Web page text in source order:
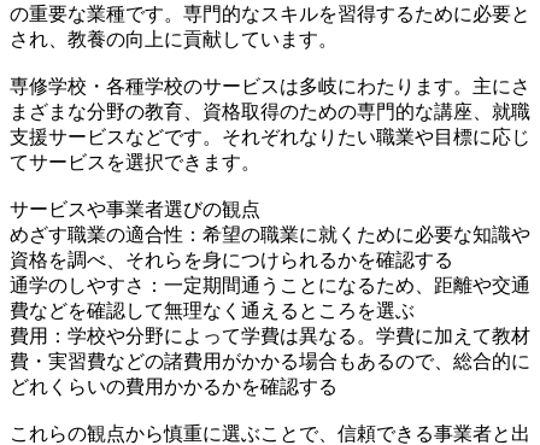
の重要な業種です。専門的なスキルを習得するために必要と
され、教養の向上に貢献しています。
専修学校・各種学校のサービスは多岐にわたります。主にさ
まざまな分野の教育、資格取得のための専門的な講座、就職
支援サービスなどです。それぞれなりたい職業や目標に応じ
てサービスを選択できます。
サービスや事業者選びの観点
めざす職業の適合性：希望の職業に就くために必要な知識や
資格を調べ、それらを身につけられるかを確認する
通学のしやすさ：一定期間通うことになるため、距離や交通
費などを確認して無理なく通えるところを選ぶ
費用：学校や分野によって学費は異なる。学費に加えて教材
費・実習費などの諸費用がかかる場合もあるので、総合的に
どれくらいの費用かかるかを確認する
これらの観点から慎重に選ぶことで、信頼できる事業者と出